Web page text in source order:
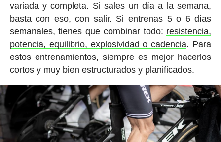
variada y completa. Si sales un día a la semana,
basta con eso, con salir. Si entrenas 5 o 6 días
semanales, tienes que combinar todo: resistencia,
potencia, equilibrio, explosividad o cadencia. Para
estos entrenamientos, siempre es mejor hacerlos
cortos y muy bien estructurados y planificados.